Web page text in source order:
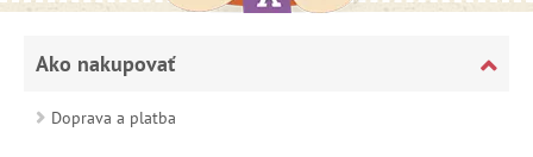
Ako nakupovať
Doprava a platba